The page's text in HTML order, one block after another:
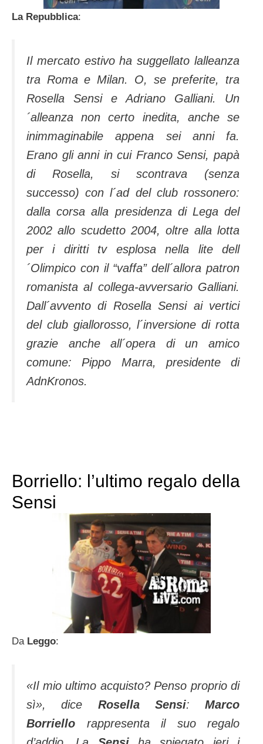
La Repubblica:
Il mercato estivo ha suggellato lalleanza
tra Roma e Milan. O, se preferite, tra
Rosella Sensi e Adriano Galliani. Un
´alleanza non certo inedita, anche se
inimmaginabile appena sei anni fa.
Erano gli anni in cui Franco Sensi, papà
di Rosella, si scontrava (senza
successo) con l´ad del club rossonero:
dalla corsa alla presidenza di Lega del
2002 allo scudetto 2004, oltre alla lotta
per i diritti tv esplosa nella lite dell
´Olimpico con il “vaffa” dell´allora patron
romanista al collega-avversario Galliani.
Dall´avvento di Rosella Sensi ai vertici
del club giallorosso, l´inversione di rotta
grazie anche all´opera di un amico
comune: Pippo Marra, presidente di
AdnKronos.
Borriello: l’ultimo regalo della
Sensi
Da Leggo:
«Il mio ultimo acquisto? Penso proprio di
sì», dice Rosella Sensi: Marco
Borriello rappresenta il suo regalo